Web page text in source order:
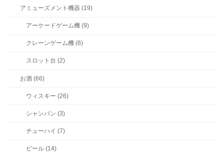
アミューズメント機器 (19)
アーケードゲーム機 (9)
クレーンゲーム機 (6)
スロット台 (2)
お酒 (66)
ウィスキー (26)
シャンパン (3)
チューハイ (7)
ビール (14)